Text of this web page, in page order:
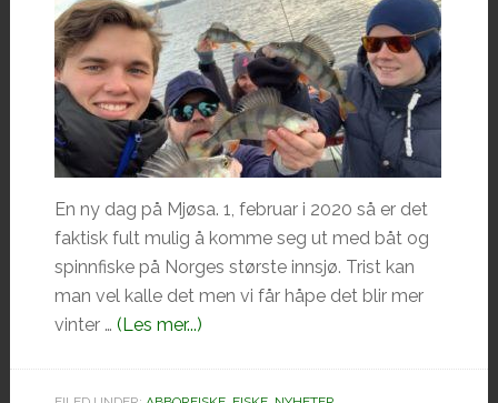
En ny dag på Mjøsa. 1, februar i 2020 så er det
faktisk fult mulig å komme seg ut med båt og
spinnfiske på Norges største innsjø. Trist kan
man vel kalle det men vi får håpe det blir mer
vinter … (Les mer...)omAbbor